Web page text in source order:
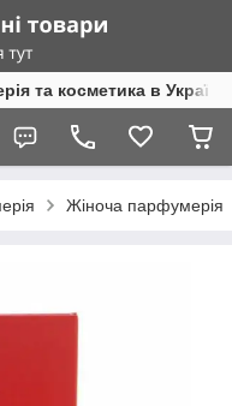
та косметика в Україні
Жіноча парфумерія